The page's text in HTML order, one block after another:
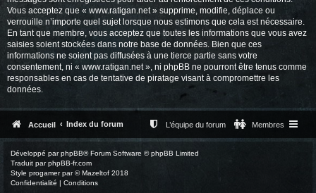
Vous acceptez que « www.ratigan.net » supprime, modifie, déplace ou
verrouille n’importe quel sujet lorsque nous estimons que cela est nécessaire.
En tant que membre, vous acceptez que toutes les informations que vous avez
saisies soient stockées dans notre base de données. Bien que ces
informations ne soient pas diffusées à une tierce partie sans votre
consentement, ni « www.ratigan.net », ni phpBB ne pourront être tenus comme
responsables en cas de tentative de piratage visant à compromettre les
données.
Accueil Index du forum Membres
L’équipe du forum
Développé parphpBB® Forum Software © phpBB Limited
Traduit parphpBB-fr.com
Style progamerpar ©Mazeltof 2018
Confidentialité | Conditions